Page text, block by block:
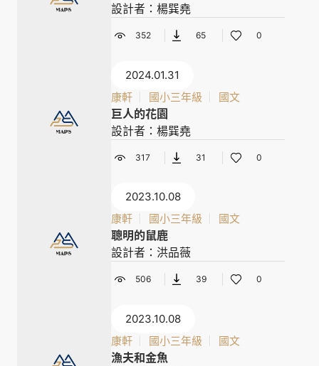
設計者：楊巽堯
352 65 0
2024.01.31
康軒
國小三年級 國文
巨人的花園
設計者：楊巽堯
317 31 0
2023.10.08
康軒
國小三年級 國文
聰明的鼠鹿
設計者：洪品薇
506 39 0
2023.10.08
康軒
國小三年級 國文
漁夫和金魚